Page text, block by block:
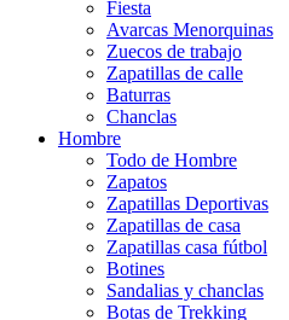
Fiesta
Avarcas Menorquinas
Zuecos de trabajo
Zapatillas de calle
Baturras
Chanclas
Hombre
Todo de Hombre
Zapatos
Zapatillas Deportivas
Zapatillas de casa
Zapatillas casa fútbol
Botines
Sandalias y chanclas
Botas de Trekking